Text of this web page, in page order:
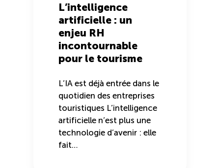
L’intelligence
artificielle : un
enjeu RH
incontournable
pour le tourisme
L’IA est déjà entrée dans le
quotidien des entreprises
touristiques L’intelligence
artificielle n’est plus une
technologie d’avenir : elle
fait…